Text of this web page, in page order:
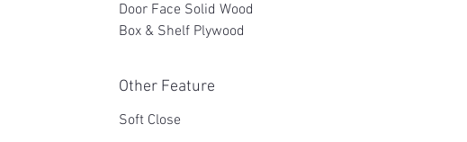
Door Face Solid Wood
Box & Shelf Plywood
Other Feature
Soft Close